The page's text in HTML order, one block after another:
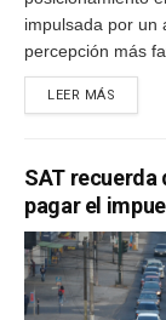
impulsada por un
percepción más
LEER MÁS
SAT recuerda
pagar el